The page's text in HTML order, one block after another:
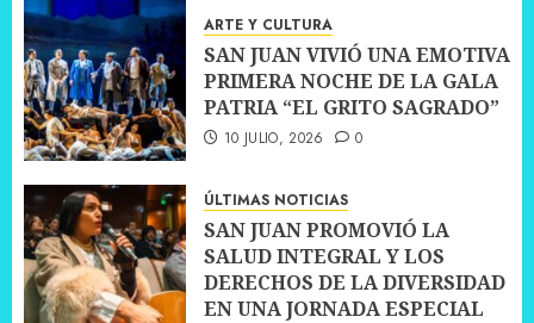
ARTE Y CULTURA
SAN JUAN VIVIÓ UNA EMOTIVA
PRIMERA NOCHE DE LA GALA
PATRIA “EL GRITO SAGRADO”
10 JULIO, 2026 0
ÚLTIMAS NOTICIAS
SAN JUAN PROMOVIÓ LA
SALUD INTEGRAL Y LOS
DERECHOS DE LA DIVERSIDAD
EN UNA JORNADA ESPECIAL